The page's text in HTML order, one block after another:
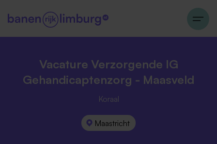
Vacature Verzorgende IG
Gehandicaptenzorg - Maasveld
Koraal
Maastricht